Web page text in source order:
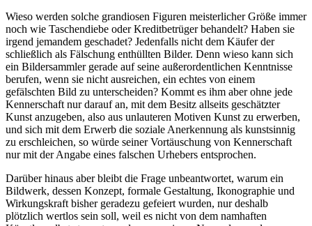
Wieso werden solche grandiosen Figuren meisterlicher Größe immer
noch wie Taschendiebe oder Kreditbetrüger behandelt? Haben sie
irgend jemandem geschadet? Jedenfalls nicht dem Käufer der
schließlich als Fälschung enthüllten Bilder. Denn wieso kann sich
ein Bildersammler gerade auf seine außerordentlichen Kenntnisse
berufen, wenn sie nicht ausreichen, ein echtes von einem
gefälschten Bild zu unterscheiden? Kommt es ihm aber ohne jede
Kennerschaft nur darauf an, mit dem Besitz allseits geschätzter
Kunst anzugeben, also aus unlauteren Motiven Kunst zu erwerben,
und sich mit dem Erwerb die soziale Anerkennung als kunstsinnig
zu erschleichen, so würde seiner Vortäuschung von Kennerschaft
nur mit der Angabe eines falschen Urhebers entsprochen.
Darüber hinaus aber bleibt die Frage unbeantwortet, warum ein
Bildwerk, dessen Konzept, formale Gestaltung, Ikonographie und
Wirkungskraft bisher geradezu gefeiert wurden, nur deshalb
plötzlich wertlos sein soll, weil es nicht von dem namhaften